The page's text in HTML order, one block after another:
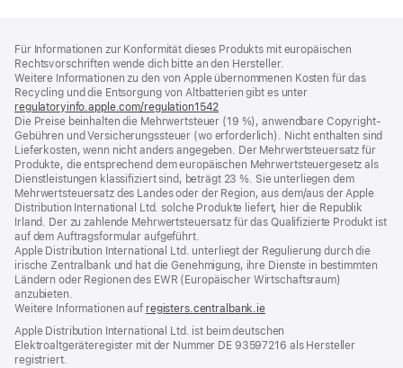
Für Informationen zur Konformität dieses Produkts mit europäischen
Rechtsvorschriften wende dich bitte an den Hersteller.
Weitere Informationen zu den von Apple übernommenen Kosten für das
Recycling und die Entsorgung von Altbatterien gibt es unter
regulatoryinfo.apple.com/regulation1542
ein
neues
Fenster)
Die Preise beinhalten die Mehrwertsteuer (19 %), anwendbare Copyright-
Gebühren und Versicherungssteuer (wo erforderlich). Nicht enthalten sind
Lieferkosten, wenn nicht anders angegeben. Der Mehrwertsteuersatz für
Produkte, die entsprechend dem europäischen Mehrwertsteuergesetz als
Dienstleistungen klassifiziert sind, beträgt 23 %. Sie unterliegen dem
Mehrwertsteuersatz des Landes oder der Region, aus dem/aus der Apple
Distribution International Ltd. solche Produkte liefert, hier die Republik
Irland. Der zu zahlende Mehrwertsteuersatz für das Qualifizierte Produkt ist
auf dem Auftragsformular aufgeführt.
Apple Distribution International Ltd. unterliegt der Regulierung durch die
irische Zentralbank und hat die Genehmigung, ihre Dienste in bestimmten
Ländern oder Regionen des EWR (Europäischer Wirtschaftsraum)
anzubieten.
Weitere Informationen auf registers.centralbank.ie
Apple Distribution International Ltd. ist beim deutschen
Elektroaltgeräteregister mit der Nummer DE 93597216 als Hersteller
registriert.